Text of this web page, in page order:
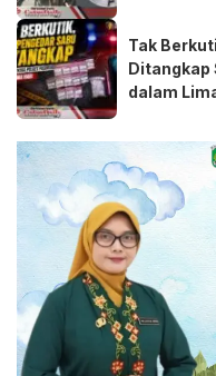
Tak
Ditangkap
dalam